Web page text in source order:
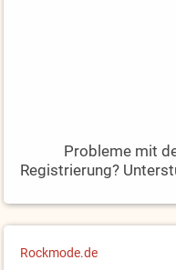
Probleme mit
Registrierung?
Rockmode.de